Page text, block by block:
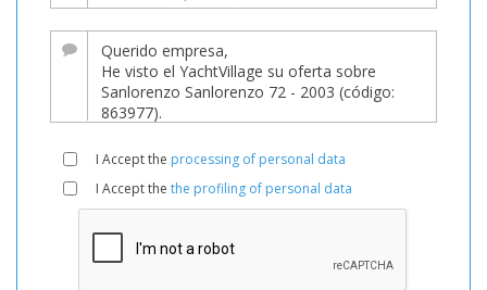
I Accept the processing of personal data
I Accept the the profiling of personal data